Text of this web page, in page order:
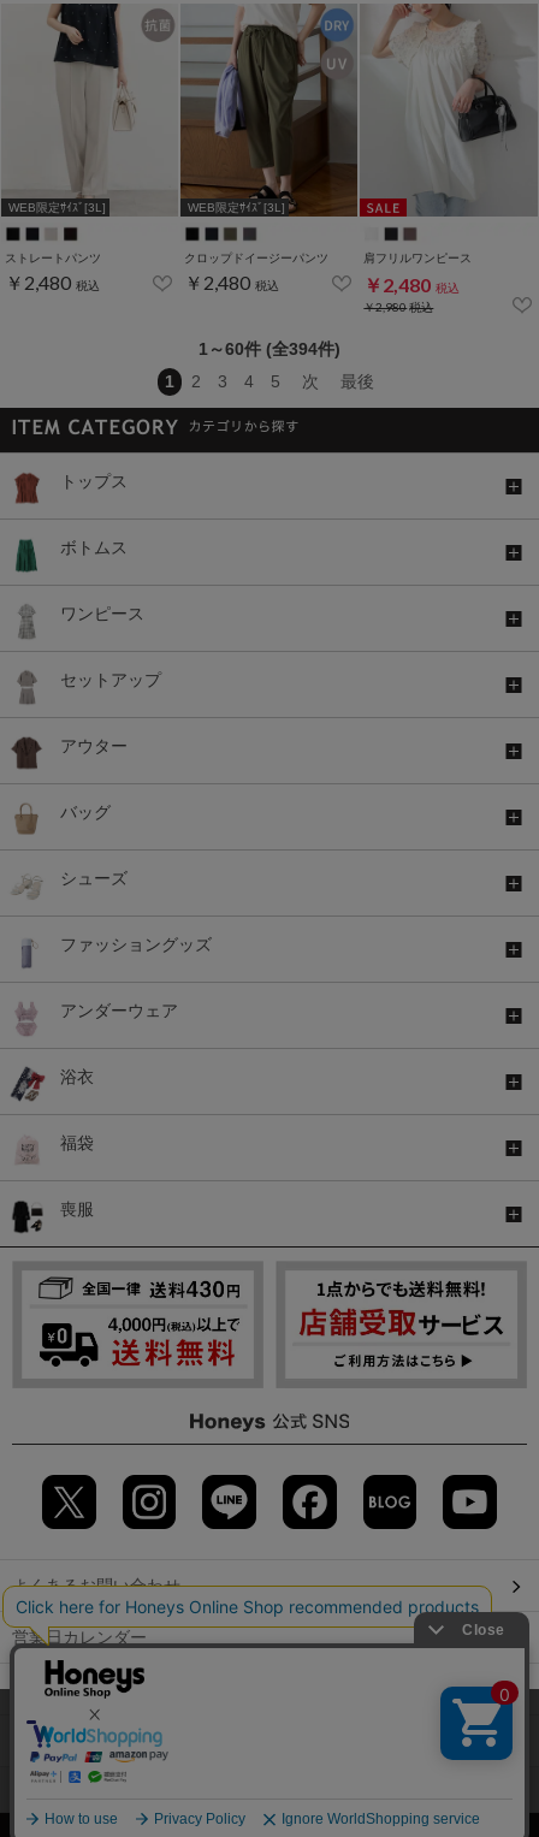
WEB限定ｻｲｽﾞ[3L]
ストレートパンツ
￥2,480 税込
WEB限定ｻｲｽﾞ[3L]
クロップドイージーパンツ
￥2,480 税込
肩フリルワンピース
￥2,480 税込
￥2,980税込
1～60件 (全394件)
1
2 3 4 5 次 最後
トップス
ボトムス
ワンピース
セットアップ
アウター
バッグ
シューズ
ファッショングッズ
アンダーウェア
浴衣
福袋
喪服
よくあるお問い合わせ
営業日カレンダー
店舗検索
GLOBAL GUIDE（海外からご利用のお客様）
当サイトでは、サイトの利便性向上のため、クッキー(Cookie)を使
用しています。詳しくは「
」をご覧くださ
OK